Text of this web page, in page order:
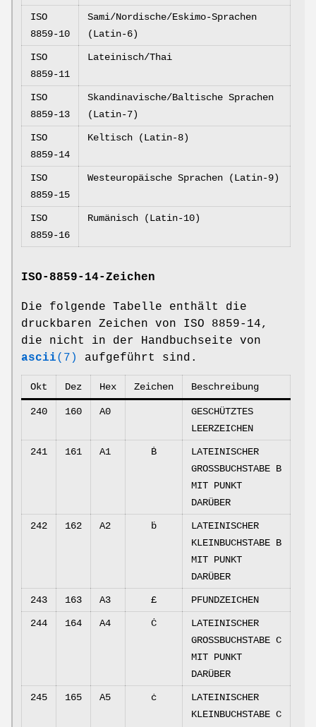
ISO
8859-10
Sami/Nordische/Eskimo-Sprachen
(Latin-6)
ISO
8859-11
Lateinisch/Thai
ISO
8859-13
Skandinavische/Baltische Sprachen
(Latin-7)
ISO
8859-14
Keltisch (Latin-8)
ISO
8859-15
Westeuropäische Sprachen (Latin-9)
ISO
8859-16
Rumänisch (Latin-10)
ISO-8859-14-Zeichen
Die folgende Tabelle enthält die
druckbaren Zeichen von ISO 8859-14,
die nicht in der Handbuchseite von
ascii(7) aufgeführt sind.
Okt Dez Hex Zeichen Beschreibung
240 160 A0
GESCHÜTZTES
LEERZEICHEN
241 161 A1 Ḃ
LATEINISCHER
GROSSBUCHSTABE B
MIT PUNKT
DARÜBER
242 162 A2 ḃ
LATEINISCHER
KLEINBUCHSTABE B
MIT PUNKT
DARÜBER
243 163 A3 £ PFUNDZEICHEN
244 164 A4 Ċ
LATEINISCHER
GROSSBUCHSTABE C
MIT PUNKT
DARÜBER
245 165 A5 ċ
LATEINISCHER
KLEINBUCHSTABE C